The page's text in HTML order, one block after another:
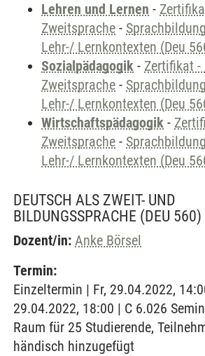
Lehren und Lernen -
Zweitsprache -
Lehr-/ Lernkontexten (Deu
Sozialpädagogik - Zertifikat -
Zweitsprache -
Lehr-/ Lernkontexten (Deu
Wirtschaftspädagogik -
Zweitsprache -
Lehr-/ Lernkontexten (Deu
DEUTSCH ALS ZWEIT- UND
BILDUNGSSPRACHE (DEU 560)
Dozent/in: Anke Börsel
Termin:
Einzeltermin | Fr, 29.04.2022,
29.04.2022, 18:00 | C 6.026
Raum für 25 Studierende,
händisch hinzugefügt